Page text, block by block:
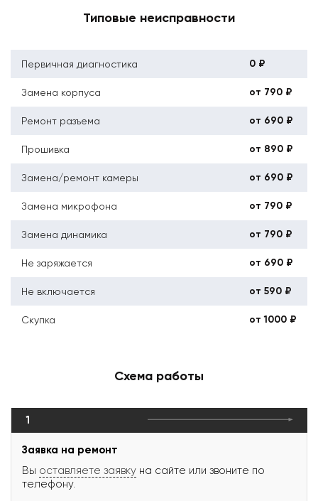
Типовые неисправности
Первичная диагностика 0 ₽
Замена корпуса от 790 ₽
Ремонт разъема от 690 ₽
Прошивка от 890 ₽
Замена/ремонт камеры от 690 ₽
Замена микрофона от 790 ₽
Замена динамика от 790 ₽
Не заряжается от 690 ₽
Не включается от 590 ₽
Скупка от 1000 ₽
Схема работы
1
Заявка на ремонт
Вы оставляете заявку на сайте или звоните по
телефону.